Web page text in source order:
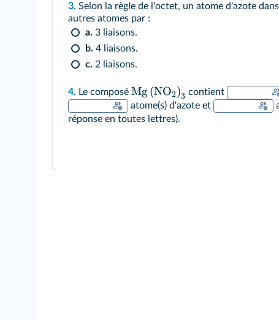
3. Selon la règle de l'octet, un atome d'azote
autres atomes par :
a. 3 liaisons.
b. 4 liaisons.
c. 2 liaisons.
4. Le composé Mg(NO2)3 contient
atome(s) d'azote et
réponse en toutes lettres).